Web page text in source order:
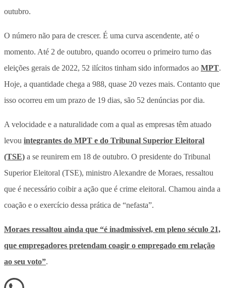
outubro.
O número não para de crescer. É uma curva ascendente, até o
momento. Até 2 de outubro, quando ocorreu o primeiro turno das
eleições gerais de 2022, 52 ilícitos tinham sido informados ao MPT.
Hoje, a quantidade chega a 988, quase 20 vezes mais. Contanto que
isso ocorreu em um prazo de 19 dias, são 52 denúncias por dia.
A velocidade e a naturalidade com a qual as empresas têm atuado
levou integrantes do MPT e do Tribunal Superior Eleitoral
(TSE) a se reunirem em 18 de outubro. O presidente do Tribunal
Superior Eleitoral (TSE), ministro Alexandre de Moraes, ressaltou
que é necessário coibir a ação que é crime eleitoral. Chamou ainda a
coação e o exercício dessa prática de “nefasta”.
Moraes ressaltou ainda que “é inadmissível, em pleno século 21,
que empregadores pretendam coagir o empregado em relação
ao seu voto”.